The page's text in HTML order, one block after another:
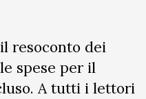
resoconto dei
spese per il
A tutti i lettori